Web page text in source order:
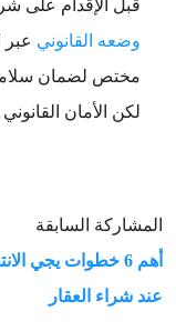
قبل الإقدام على
وضعه القانوني
مختص لضمان سلامة
لكن الأمان
المشاركة السابقة
أهم 6 خطوات يجي
عند شراء العقار